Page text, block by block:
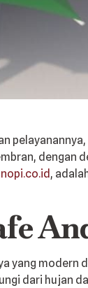
dengan
,
yang modern
dari hujan